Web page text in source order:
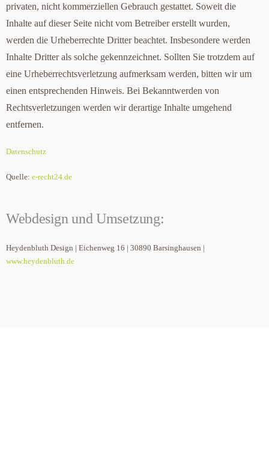
privaten, nicht kommerziellen Gebrauch gestattet. Soweit die
Inhalte auf dieser Seite nicht vom Betreiber erstellt wurden,
werden die Urheberrechte Dritter beachtet. Insbesondere werden
Inhalte Dritter als solche gekennzeichnet. Sollten Sie trotzdem auf
eine Urheberrechtsverletzung aufmerksam werden, bitten wir um
einen entsprechenden Hinweis. Bei Bekanntwerden von
Rechtsverletzungen werden wir derartige Inhalte umgehend
entfernen.
Datenschutz
Quelle: e-recht24.de
Webdesign und Umsetzung:
Heydenbluth Design | Eichenweg 16 | 30890 Barsinghausen |
www.heydenbluth.de